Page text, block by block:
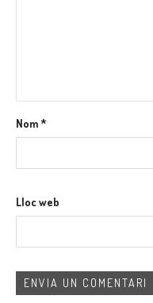
Nom*
Lloc web